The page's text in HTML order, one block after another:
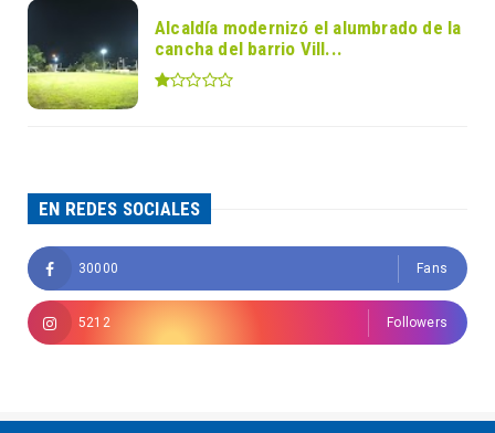
Alcaldía modernizó el alumbrado de la
cancha del barrio Vill...
EN REDES SOCIALES
30000 Fans
5212 Followers